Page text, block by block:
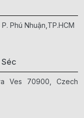
Phú Nhuận,TP.HCM
Ves 70900, Czech